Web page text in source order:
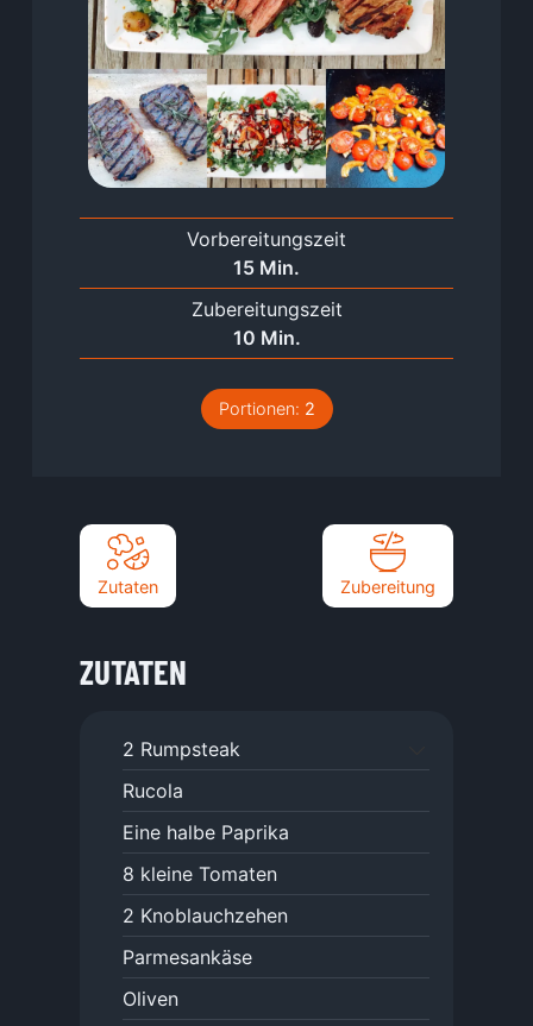
Vorbereitungszeit
15Minuten
Min.
Zubereitungszeit
10Minuten
Min.
Portionen: 2
Zutaten Zubereitung
ZUTATEN
2 Rumpsteak
Rucola
Eine halbe Paprika
8 kleine Tomaten
2 Knoblauchzehen
Parmesankäse
Oliven